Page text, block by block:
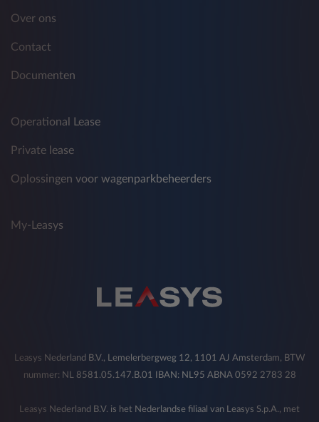
Over ons
Contact
Documenten
Operational Lease
Private lease
Oplossingen voor wagenparkbeheerders
My-Leasys
Leasys Nederland B.V., Lemelerbergweg 12, 1101 AJ Amsterdam, BTW
nummer: NL 8581.05.147.B.01 IBAN: NL95 ABNA 0592 2783 28
Leasys Nederland B.V. is het Nederlandse filiaal van Leasys S.p.A., met